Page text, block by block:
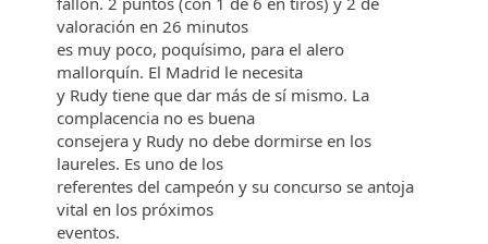
valoración en 26 minutos
es muy poco, poquísimo, para el alero
mallorquín. El Madrid le necesita
y Rudy tiene que dar más de sí mismo. La
complacencia no es buena
consejera y Rudy no debe dormirse en los
laureles. Es uno de los
referentes del campeón y su concurso se antoja
vital en los próximos
eventos.